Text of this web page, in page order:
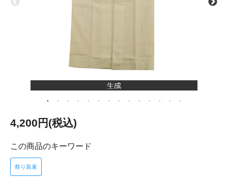
4,200円(税込)
この商品のキーワード
祭り装束